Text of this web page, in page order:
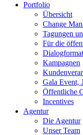
Portfolio
Übersicht
Change
Tagungen
Für die
Kampagnen
Gala Event,
Öffentliche
Incentives
Agentur
Die Agentur
Unser Team